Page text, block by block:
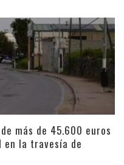
más de 45.600 euros
la travesía de